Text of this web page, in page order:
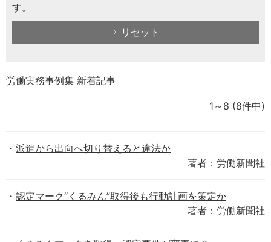
す。
リセット
労働実務事例集 新着記事
1～8 (8件中)
派遣から出向へ切り替えると違法か
著者：労働新聞社
認定マーク“くるみん”取得後も行動計画を策定か
著者：労働新聞社